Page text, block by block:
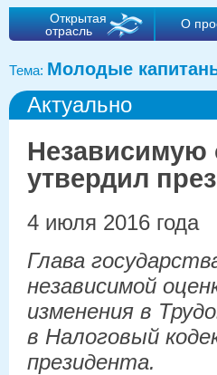
Открытая
отрасль
О
Тема: Молодые
Актуально
Независимую
утвердил
4 июля 2016 года
Глава
независимой
изменения в
в Налоговый
президента.